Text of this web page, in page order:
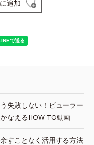
追加
失敗しない！ビューラー
なえるHOW TO動画
すことなく活用する方法